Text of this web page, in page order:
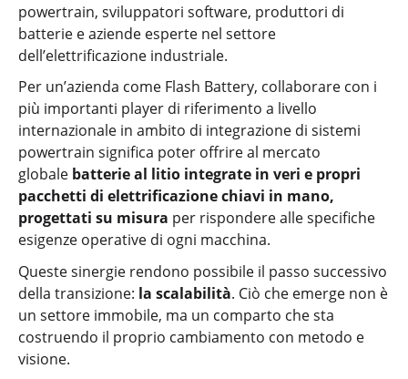
powertrain, sviluppatori software, produttori di
batterie e aziende esperte nel settore
dell’elettrificazione industriale.
Per un’azienda come Flash Battery, collaborare con i
più importanti player di riferimento a livello
internazionale in ambito di integrazione di sistemi
powertrain significa poter offrire al mercato
globale batterie al litio integrate in veri e propri
pacchetti di elettrificazione chiavi in mano,
progettati su misura per rispondere alle specifiche
esigenze operative di ogni macchina.
Queste sinergie rendono possibile il passo successivo
della transizione: la scalabilità. Ciò che emerge non è
un settore immobile, ma un comparto che sta
costruendo il proprio cambiamento con metodo e
visione.